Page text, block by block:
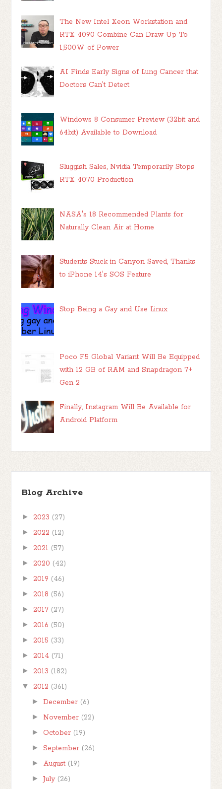
The New Intel Xeon Workstation and
RTX 4090 Combine Can Draw Up To
1,500W of Power
AI Finds Early Signs of Lung Cancer that
Doctors Can't Detect
Windows 8 Consumer Preview (32bit and
64bit) Available to Download
Sluggish Sales, Nvidia Temporarily Stops
RTX 4070 Production
NASA's 18 Recommended Plants for
Naturally Clean Air at Home
Students Stuck in Canyon Saved, Thanks
to iPhone 14's SOS Feature
Stop Being a Gay and Use Linux
Poco F5 Global Variant Will Be Equipped
with 12 GB of RAM and Snapdragon 7+
Gen 2
Finally, Instagram Will Be Available for
Android Platform
Blog Archive
► 2023 (27)
► 2022 (12)
► 2021 (57)
► 2020 (42)
► 2019 (46)
► 2018 (56)
► 2017 (27)
► 2016 (50)
► 2015 (33)
► 2014 (71)
► 2013 (182)
▼ 2012 (361)
► December (6)
► November (22)
► October (19)
► September (26)
► August (19)
► July (26)